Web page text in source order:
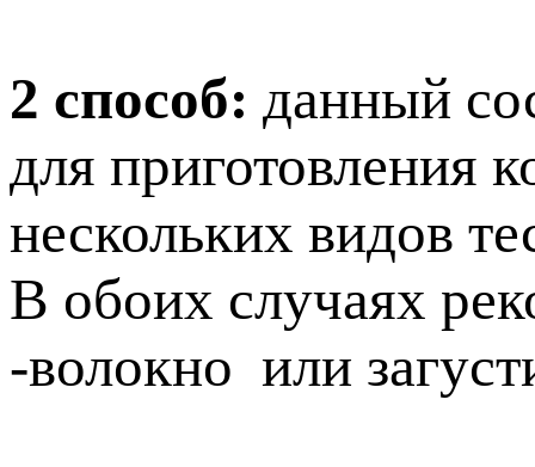
2 способ: данный
для приготовления
нескольких видов
В обоих случаях
-волокно или